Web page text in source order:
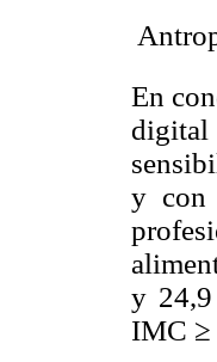

En
y con
y 24,9
IMC ≥